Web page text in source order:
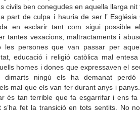
civils ben conegudes en aquella llarga nit
part de culpa i hauria de ser l’ Església
en esclarir tant com sigui possible
tantes vexacions, maltractaments i
les persones que van passar per
educació i religió catòlica mal
homes i dones que expressaven el
dimarts ningú els ha demanat
mal que els van fer durant anys i
és tan terrible que fa esgarrifar i ens fa
fet la transició en tots sentits. No